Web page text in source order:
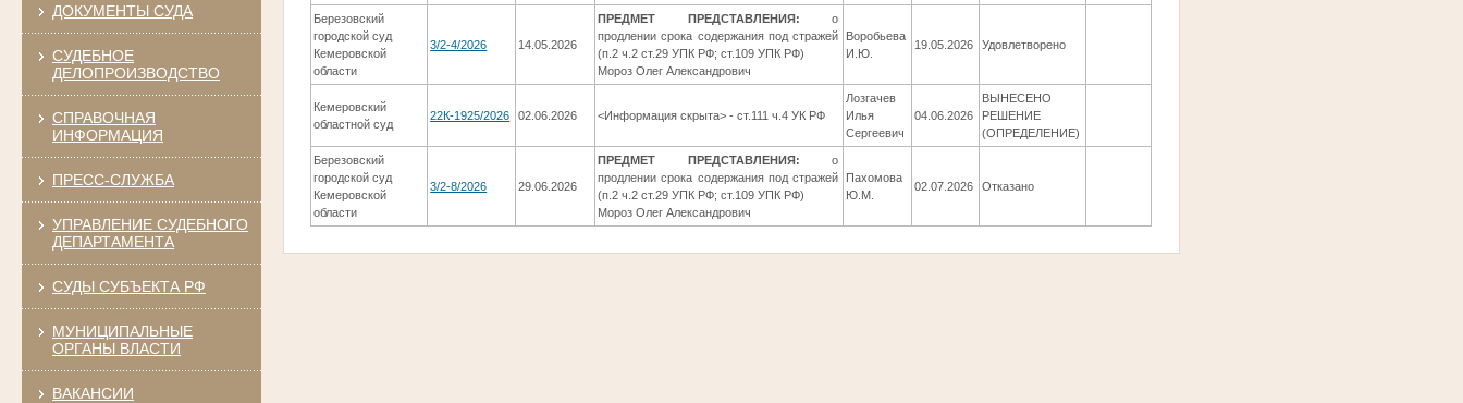
ДОКУМЕНТЫ СУДА
СУДЕБНОЕ
ДЕЛОПРОИЗВОДСТВО
СПРАВОЧНАЯ
ИНФОРМАЦИЯ
ПРЕСС-СЛУЖБА
УПРАВЛЕНИЕ СУДЕБНОГО
ДЕПАРТАМЕНТА
СУДЫ СУБЪЕКТА РФ
МУНИЦИПАЛЬНЫЕ
ОРГАНЫ ВЛАСТИ
ВАКАНСИИ
Березовский
городской суд
Кемеровской
области
3/2-4/2026 14.05.2026
ПРЕДМЕТ ПРЕДСТАВЛЕНИЯ: о
продлении срока содержания под стражей
(п.2 ч.2 ст.29 УПК РФ; ст.109 УПК РФ)
Мороз Олег Александрович
Воробьева
И.Ю.
19.05.2026 Удовлетворено
Кемеровский
областной суд
22К-1925/2026 02.06.2026 <Информация скрыта> - ст.111 ч.4 УК РФ
Лозгачев
Илья
Сергеевич
04.06.2026
ВЫНЕСЕНО
РЕШЕНИЕ
(ОПРЕДЕЛЕНИЕ)
Березовский
городской суд
Кемеровской
области
3/2-8/2026 29.06.2026
ПРЕДМЕТ ПРЕДСТАВЛЕНИЯ: о
продлении срока содержания под стражей
(п.2 ч.2 ст.29 УПК РФ; ст.109 УПК РФ)
Мороз Олег Александрович
Пахомова
Ю.М.
02.07.2026 Отказано